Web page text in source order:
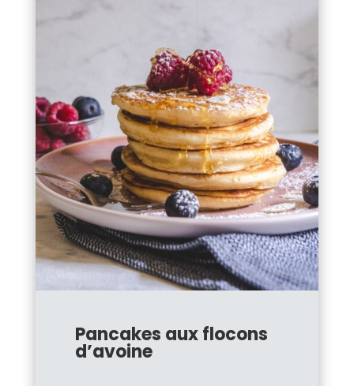
Pancakes aux flocons
d’avoine